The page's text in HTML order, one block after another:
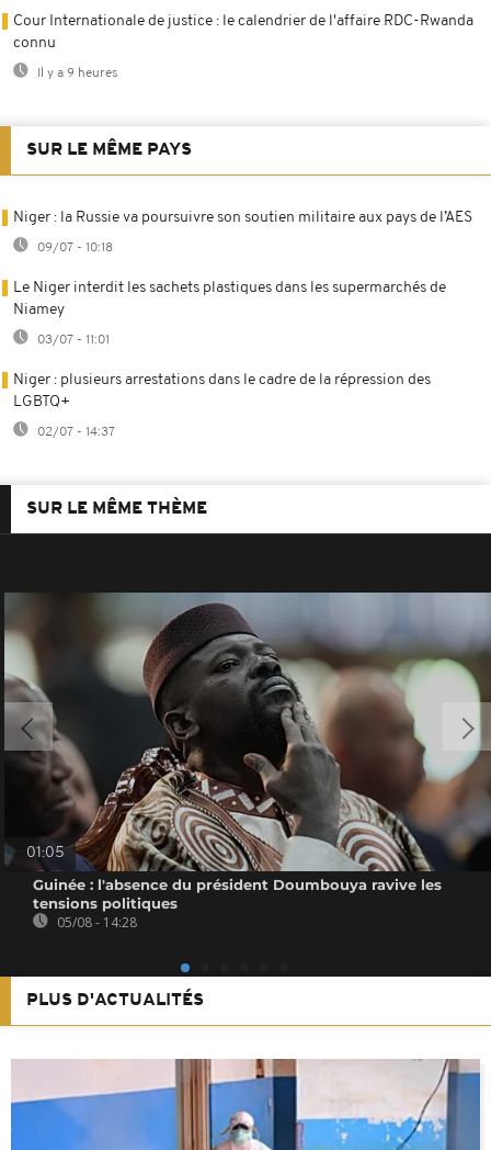
Cour Internationale de justice : le calendrier de l'affaire RDC-Rwanda
connu
Il y a 9 heures
SUR LE MÊME PAYS
Niger : la Russie va poursuivre son soutien militaire aux pays de l’AES
09/07 - 10:18
Le Niger interdit les sachets plastiques dans les supermarchés de
Niamey
03/07 - 11:01
Niger : plusieurs arrestations dans le cadre de la répression des
LGBTQ+
02/07 - 14:37
SUR LE MÊME THÈME
01:05
Guinée : l'absence du président Doumbouya ravive les
tensions politiques
05/08 - 14:28
PLUS D'ACTUALITÉS